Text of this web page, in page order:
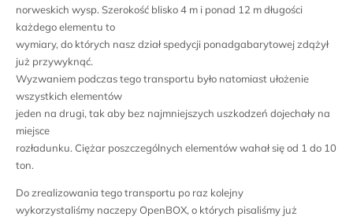
norweskich wysp. Szerokość blisko 4 m i ponad 12 m długości
każdego elementu to
wymiary, do których nasz dział spedycji ponadgabarytowej zdążył
już przywyknąć.
Wyzwaniem podczas tego transportu było natomiast ułożenie
wszystkich elementów
jeden na drugi, tak aby bez najmniejszych uszkodzeń dojechały na
miejsce
rozładunku. Ciężar poszczególnych elementów wahał się od 1 do 10
ton.
Do zrealizowania tego transportu po raz kolejny
wykorzystaliśmy naczepy OpenBOX, o których pisaliśmy już